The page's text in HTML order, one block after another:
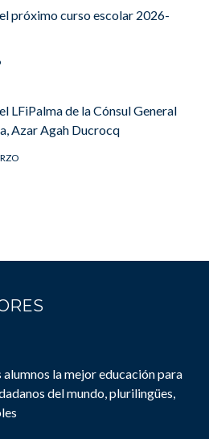
próximo curso escolar 2026-
LFiPalma de la Cónsul General
Azar Agah Ducrocq
la mejor educación para
del mundo, plurilingües,